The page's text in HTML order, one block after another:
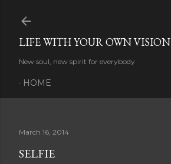
LIFE WITH YOUR OWN VISION
New soul, new spirit for everybody
HOME
March 16, 2014
SELFIE